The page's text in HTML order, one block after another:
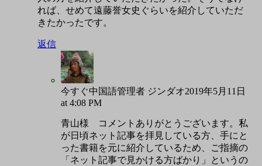
れば、せめて遠藤誉女史ぐらいを紹介していただ
きたかったです。
返信
今すぐ中国語管理者 ジンダオ2019年5月11日
at 4:08 PM
青山様 コメントありがとうございます。私
が日頃ネット記事を拝見している方、手にと
った書籍を元に紹介しているため、ご指摘の
「ネット記事で見かける方ばかり」というの